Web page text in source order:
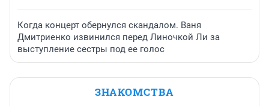
Когда концерт обернулся скандалом. Ваня
Дмитриенко извинился перед Линочкой Ли за
выступление сестры под ее голос
ЗНАКОМСТВА